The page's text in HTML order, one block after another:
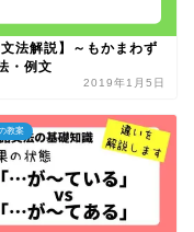
文法解説】～もかまわず
・例文
2019年1月5日
教案